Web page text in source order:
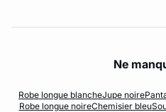
Ne
Robe longue blancheJupe noire
Robe longue noireChemisier bleu